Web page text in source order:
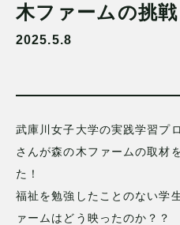
木ファームの挑
2025.5.8
武庫川女子大学の実践学習プ
さんが森の木ファームの取材
た！
福祉を勉強したことのない学
ァームはどう映ったのか？？